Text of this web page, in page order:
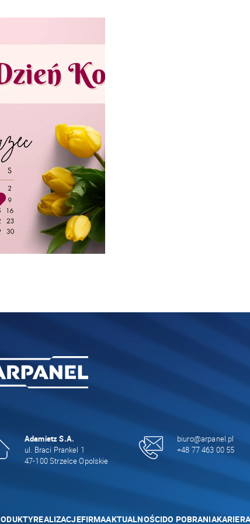
Adamietz S.A.
ul. Braci Prankel 1
47-100 Strzelce Opolskie
biuro@arpanel.pl
+48 77 463 00 55
REALIZACJEFIRMAAKTUALNOŚCIDO POBRANIAKARIERA